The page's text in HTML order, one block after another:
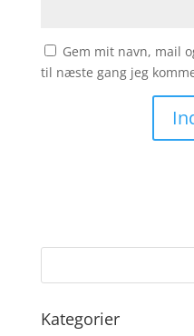
Gem mit navn, mail
til næste gang jeg
Kategorier